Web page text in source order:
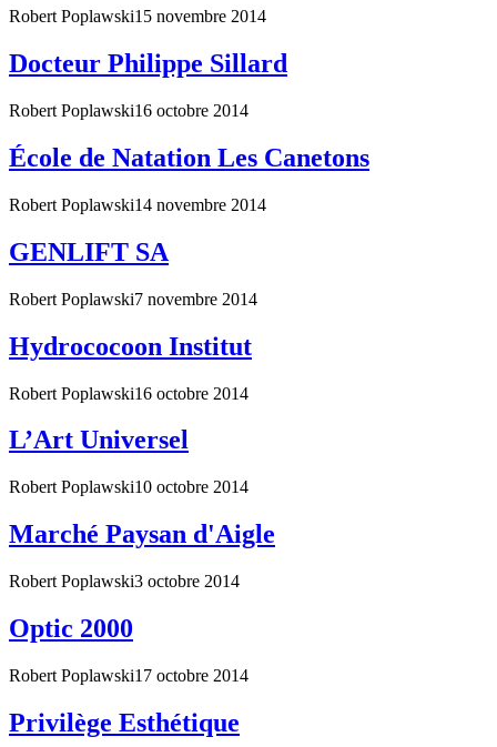
Robert Poplawski15 novembre 2014
Docteur Philippe Sillard
Robert Poplawski16 octobre 2014
École de Natation Les Canetons
Robert Poplawski14 novembre 2014
GENLIFT SA
Robert Poplawski7 novembre 2014
Hydrococoon Institut
Robert Poplawski16 octobre 2014
L’Art Universel
Robert Poplawski10 octobre 2014
Marché Paysan d'Aigle
Robert Poplawski3 octobre 2014
Optic 2000
Robert Poplawski17 octobre 2014
Privilège Esthétique